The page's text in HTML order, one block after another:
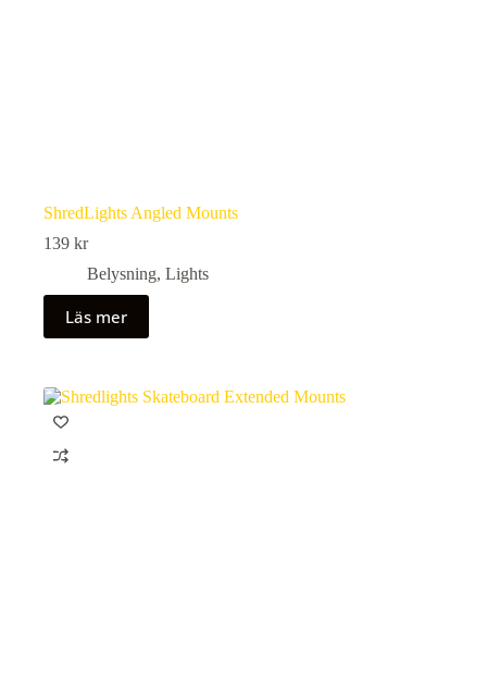
ShredLights Angled Mounts
139 kr
Belysning, Lights
Läs mer